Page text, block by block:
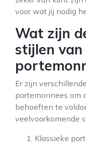
voor wat jij nodig
Wat zijn
stijlen van
Er zijn
portemonnees om
behoeften te
veelvoorkomende
Klassieke